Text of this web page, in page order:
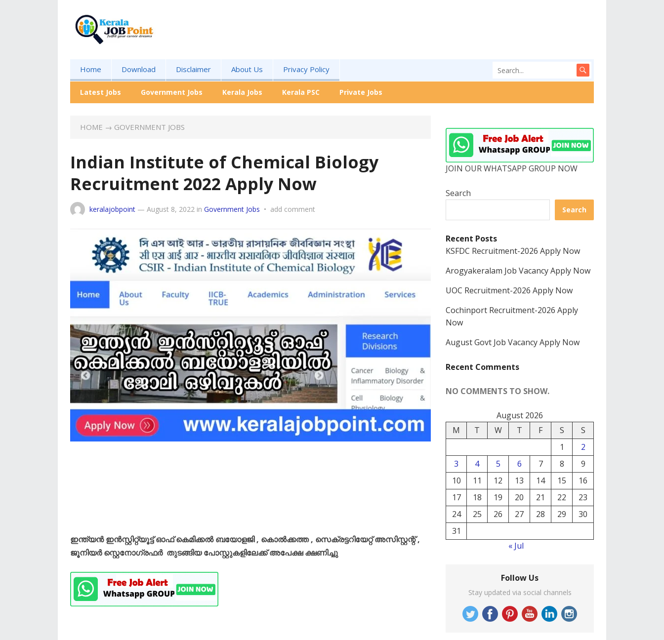
Home Download Disclaimer About Us Privacy Policy
Latest Jobs Government Jobs Kerala Jobs Kerala PSC Private Jobs
HOME → GOVERNMENT JOBS
Indian Institute of Chemical Biology
Recruitment 2022 Apply Now
keralajobpoint — August 8, 2022 in Government Jobs • add comment
ഇന്ത്യൻ ഇൻസ്റ്റിറ്റ്യൂട്ട് ഓഫ് കെമിക്കൽ ബയോളജി , കൊൽക്കത്ത , സെക്രട്ടറിയേറ്റ് അസിസ്റ്റന്റ് ,
ജൂനിയർ സ്റ്റെനോഗ്രഫർ തുടങ്ങിയ പോസ്റ്റുകളിലേക്ക് അപേക്ഷ ക്ഷണിച്ചു
JOIN OUR WHATSAPP GROUP NOW
Search
Search
Recent Posts
KSFDC Recruitment-2026 Apply Now
Arogyakeralam Job Vacancy Apply Now
UOC Recruitment-2026 Apply Now
Cochinport Recruitment-2026 Apply
Now
August Govt Job Vacancy Apply Now
Recent Comments
NO COMMENTS TO SHOW.
August 2026
M
T W T F S
S
1
2
3
4 5 6 7 8
9
10
11 12 13 14 15
16
17
18 19 20 21 22
23
24
25 26 27 28 29
30
31
« Jul
Follow Us
Stay updated via social channels